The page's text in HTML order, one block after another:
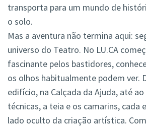
transporta para um mundo de
o solo.
Mas a aventura não termina aqui:
universo do Teatro. No LU.CA
fascinante pelos bastidores,
os olhos habitualmente podem ver.
edifício, na Calçada da Ajuda, até
técnicas, a teia e os camarins, cada
lado oculto da criação artística.